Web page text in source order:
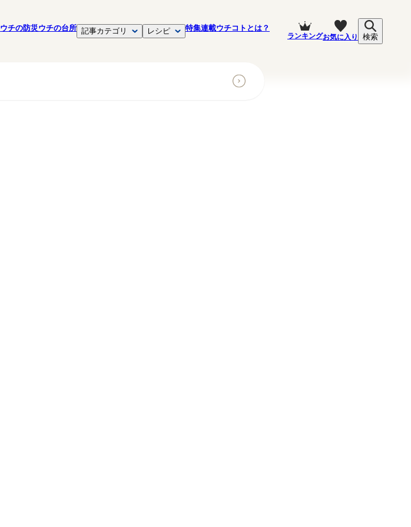
ウチの防災ウチの台所 記事カテゴリ レシピ 特集連載ウチコトとは？
ランキングお気に入り 検索